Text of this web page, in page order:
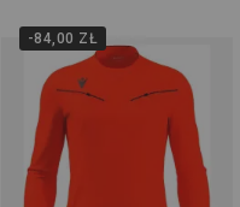
-84,00 ZŁ